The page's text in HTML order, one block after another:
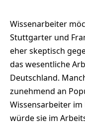
Wissenarbeiter
Stuttgarter und
eher skeptisch
das wesentliche
Deutschland.
zunehmend an
Wissensarbeiter
würde sie im